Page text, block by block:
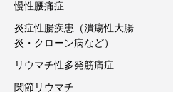
慢性腰痛症
炎症性腸疾患（潰瘍性大腸
炎・クローン病など）
リウマチ性多発筋痛症
関節リウマチ